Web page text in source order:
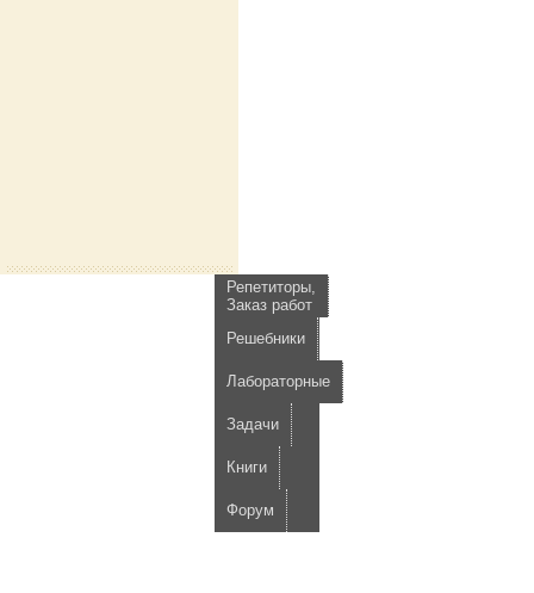
Репетиторы,
Заказ работ
Решебники
Лабораторные
Задачи
Книги
Форум